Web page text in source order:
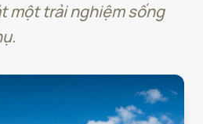
một trải nghiệm sống